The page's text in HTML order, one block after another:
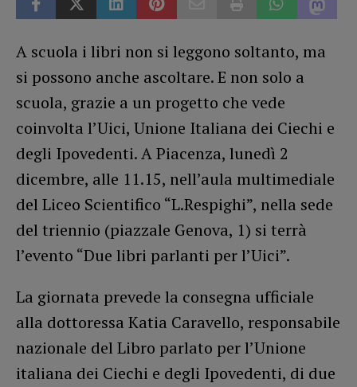
A scuola i libri non si leggono soltanto, ma
si possono anche ascoltare. E non solo a
scuola, grazie a un progetto che vede
coinvolta l’Uici, Unione Italiana dei Ciechi e
degli Ipovedenti. A Piacenza, lunedì 2
dicembre, alle 11.15, nell’aula multimediale
del Liceo Scientifico “L.Respighi”, nella sede
del triennio (piazzale Genova, 1) si terrà
l’evento “Due libri parlanti per l’Uici”.
La giornata prevede la consegna ufficiale
alla dottoressa Katia Caravello, responsabile
nazionale del Libro parlato per l’Unione
italiana dei Ciechi e degli Ipovedenti, di due